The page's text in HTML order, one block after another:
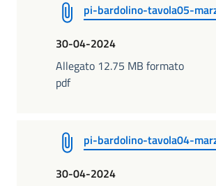
pi-bardolino-tavola05-
30-04-2024
Allegato 12.75 MB formato
pdf
pi-bardolino-tavola04-
30-04-2024